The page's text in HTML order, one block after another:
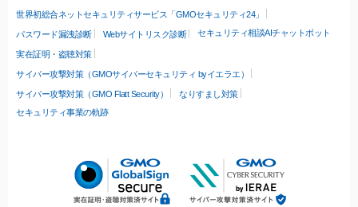
世界初総合ネットセキュリティサービス「GMOセキュリティ24」
パスワード漏洩診断 Webサイトリスク診断 セキュリティ相談AIチャットボット
実在証明・盗聴対策
サイバー攻撃対策（GMOサイバーセキュリティ byイエラエ）
サイバー攻撃対策（GMO Flatt Security）
なりすまし対策
セキュリティ事業の軌跡